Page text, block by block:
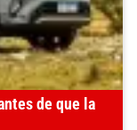
de que la